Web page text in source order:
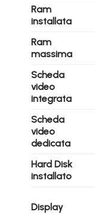
Ram
installata
Ram
massima
Scheda
video
integrata
Scheda
video
dedicata
Hard Disk
installato
Display